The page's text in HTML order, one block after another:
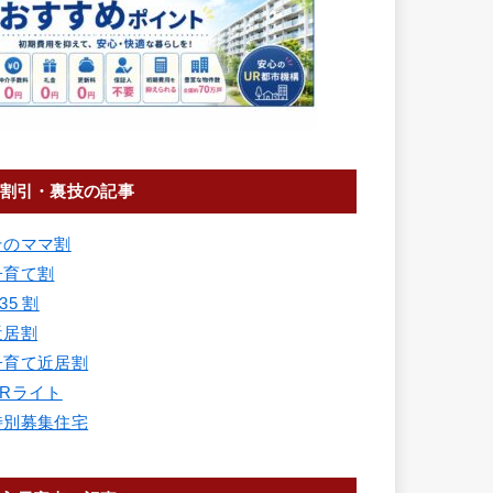
割引・裏技の記事
のママ割
て割
割
割
育て近居割
ライト
別募集住宅